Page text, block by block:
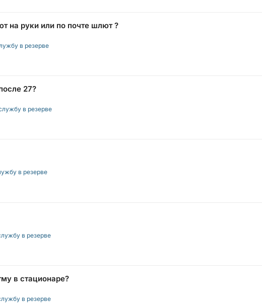
на руки или по почте шлют ?
в резерве
27?
в резерве
в резерве
в резерве
в стационаре?
в резерве